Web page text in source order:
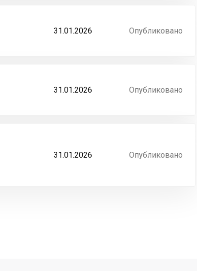
31.01.2026 Опубликовано
31.01.2026 Опубликовано
31.01.2026 Опубликовано